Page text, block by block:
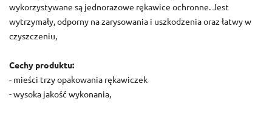
wykorzystywane są jednorazowe rękawice ochronne. Jest
wytrzymały, odporny na zarysowania i uszkodzenia oraz łatwy w
czyszczeniu,
Cechy produktu:
- mieści trzy opakowania rękawiczek
- wysoka jakość wykonania,